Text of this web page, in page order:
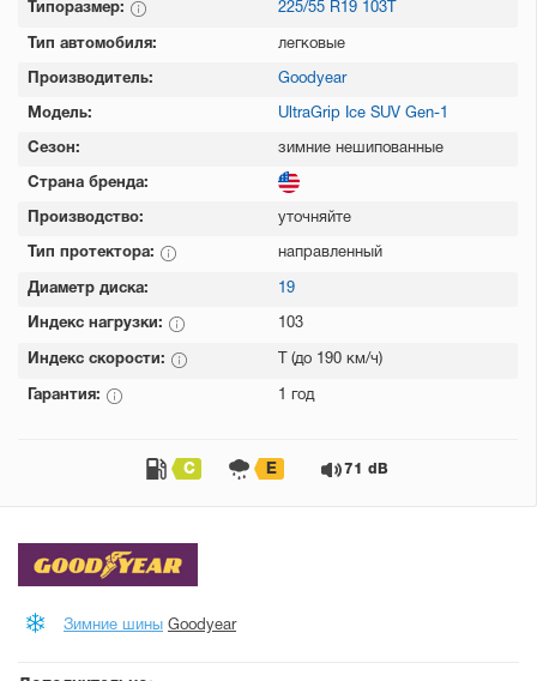
Типоразмер: 225/55 R19 103T
Тип автомобиля: легковые
Производитель: Goodyear
Модель: UltraGrip Ice SUV Gen-1
Сезон: зимние нешипованные
Страна бренда:
Производство: уточняйте
Тип протектора: направленный
Диаметр диска: 19
Индекс нагрузки: 103
Индекс скорости: T (до 190 км/ч)
Гарантия: 1 год
C E 71 dB
Зимние шины Goodyear